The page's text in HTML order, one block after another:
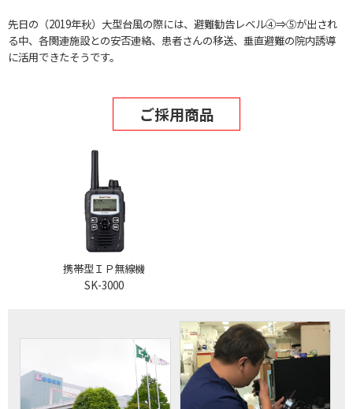
先日の（2019年秋）大型台風の際には、避難勧告レベル④⇒⑤が出され
る中、各関連施設との安否連絡、患者さんの移送、垂直避難の院内誘導
に活用できたそうです。
ご採用商品
携帯型ＩＰ無線機
SK-3000